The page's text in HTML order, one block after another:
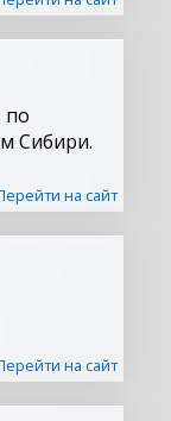
по
Сибири.
на сайт
на сайт